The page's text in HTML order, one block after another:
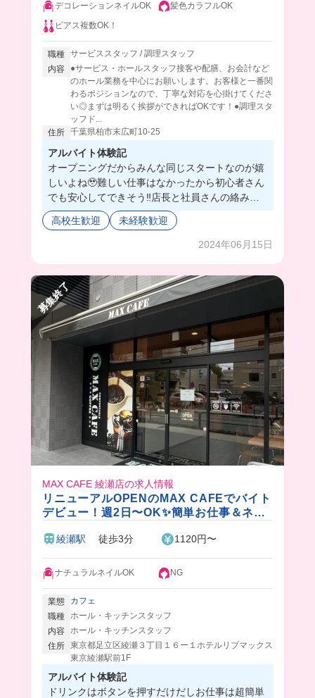
デコレーションネイルOK
髪色カラフルOK
ピアス複数OK！
職種 サービススタッフ / 調理スタッフ
内容
●サービス・ホールスタッフ接客や配膳、お会計など
のホール業務を中心にお願いします。お客様と一番関
わるポジションなので、丁寧な対応を心掛けてくださ
い◎まずは明るく挨拶ができればOKです！●調理スタ
ッフド...
住所 千葉県柏市末広町10-25
アルバイト体験記
オープニングだからみんな同じスタートなのが嬉
しいよね🥹難しい仕事はなかったから初心者さん
でも安心してできそう‼️店長と社員さんの絡みが
面白くてずっと見てたいくらい...🤭みんなで一緒
に働けたら楽しそう〜！！まかないも美味しかっ
高校生歓迎 未経験歓迎
2024年06月15日
募集終了
MAX CAFE 綾瀬店の求人情報
リニューアルOPENのMAX CAFEでバイト
デビュー！週2日〜OK✨簡単お仕事＆ネイ
綾瀬駅 徒歩3分 1120円〜
ナチュラルネイルOK NG
業態
カフェ
職種
ホール・キッチンスタッフ
内容
ホール・キッチンスタッフ
住所 東京都足立区綾瀬３丁目１６ー１ホテルリブマックス
東京綾瀬駅前1F
アルバイト体験記
ドリンクはボタンを押すだけだしお仕事は超簡単